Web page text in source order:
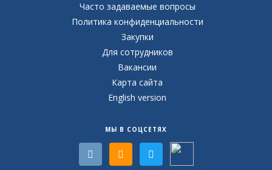
Часто задаваемые вопросы
Политика конфиденциальности
Закупки
Для сотрудников
Вакансии
Карта сайта
English version
МЫ В СОЦСЕТЯХ